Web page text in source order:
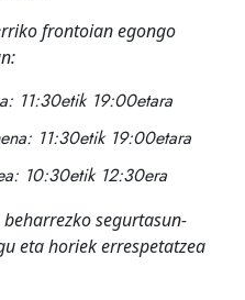
frontoian egongo
11:30etik 19:00etara
11:30etik 19:00etara
10:30etik 12:30era
segurtasun-
eta horiek errespetatzea